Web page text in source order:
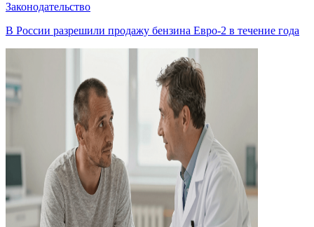
Законодательство
В России разрешили продажу бензина Евро-2 в течение года